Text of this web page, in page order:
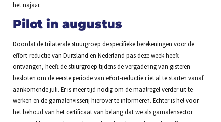
het najaar.
Pilot in augustus
Doordat de trilaterale stuurgroep de specifieke berekeningen voor de
effort-reductie van Duitsland en Nederland pas deze week heeft
ontvangen, heeft de stuurgroep tijdens de vergadering van gisteren
besloten om de eerste periode van effort-reductie niet al te starten vanaf
aankomende juli. Er is meer tijd nodig om de maatregel verder uit te
werken en de garnalenvisserij hierover te informeren. Echter is het voor
het behoud van het certificaat van belang dat we als garnalensector